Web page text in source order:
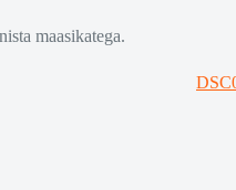
maasikatega.